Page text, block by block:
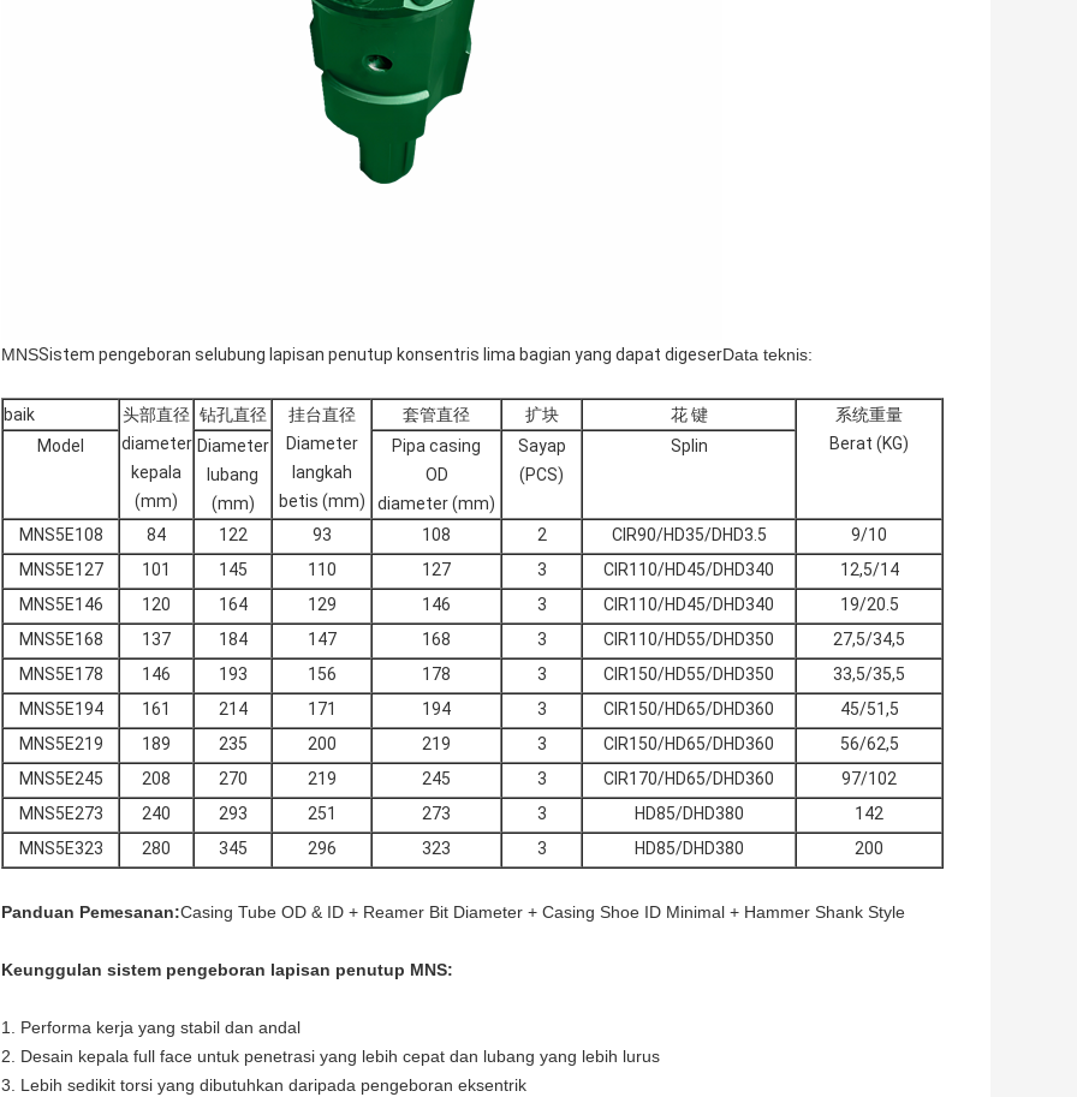
MNSSistem pengeboran selubung lapisan penutup konsentris lima bagian yang dapat digeserData teknis:
baik
头部直径
diameter
kepala
(mm)
钻孔直径
挂台直径
Diameter
langkah
betis (mm)
套管直径 扩块 花 键
系统重量
Berat (KG)
Model
Diameter
lubang
(mm)
Pipa casing
OD
diameter (mm)
Sayap
(PCS)
Splin
MNS5E108 84 122 93 108 2 CIR90/HD35/DHD3.5
9/10
MNS5E127
101 145 110 127 3 CIR110/HD45/DHD340
12,5/14
MNS5E146
120 164 129 146 3 CIR110/HD45/DHD340
19/20.5
MNS5E168
137 184 147 168 3 CIR110/HD55/DHD350
27,5/34,5
MNS5E178
146 193 156 178 3 CIR150/HD55/DHD350
33,5/35,5
MNS5E194
161 214 171 194 3 CIR150/HD65/DHD360
45/51,5
MNS5E219
189 235 200 219 3 CIR150/HD65/DHD360
56/62,5
MNS5E245
208 270 219 245 3 CIR170/HD65/DHD360
97/102
MNS5E273
240 293 251 273 3 HD85/DHD380
142
MNS5E323
280 345 296 323 3 HD85/DHD380 200
Panduan Pemesanan:Casing Tube OD & ID + Reamer Bit Diameter + Casing Shoe ID Minimal + Hammer Shank Style
Keunggulan sistem pengeboran lapisan penutup MNS:
1. Performa kerja yang stabil dan andal
2. Desain kepala full face untuk penetrasi yang lebih cepat dan lubang yang lebih lurus
3. Lebih sedikit torsi yang dibutuhkan daripada pengeboran eksentrik